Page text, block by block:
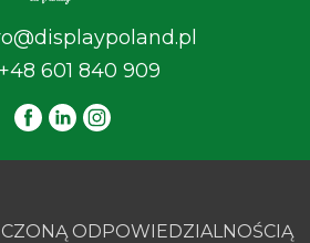
+48 601 840 909
ODPOWIEDZIALNOŚCIĄ